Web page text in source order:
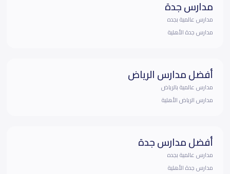
مدارس جدة
مدارس عالمية بجده
مدارس جدة الأهلية
أفضل مدارس الرياض
مدارس عالمية بالرياض
مدارس الرياض الأهلية
أفضل مدارس جدة
مدارس عالمية بجده
مدارس جدة الأهلية